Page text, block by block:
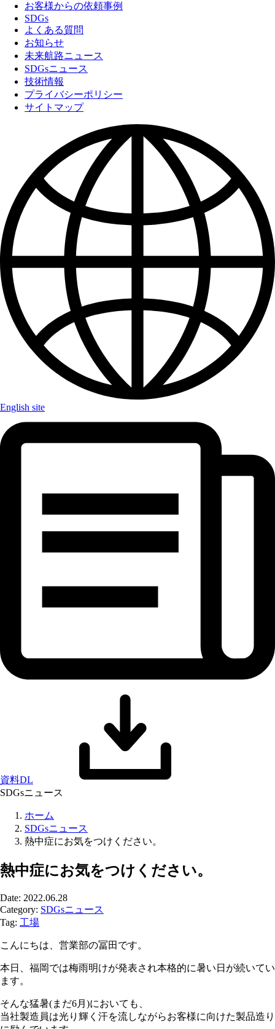
お客様からの依頼事例
SDGs
よくある質問
お知らせ
未来航路ニュース
SDGsニュース
技術情報
プライバシーポリシー
サイトマップ
English site
資料DL
SDGsニュース
ホーム
SDGsニュース
熱中症にお気をつけください。
熱中症にお気をつけください。
Date: 2022.06.28
Category: SDGsニュース
Tag: 工場
こんにちは、営業部の冨田です。
本日、福岡では梅雨明けが発表され本格的に暑い日が続いてい
ます。
そんな猛暑(まだ6月)においても、
当社製造員は光り輝く汗を流しながらお客様に向けた製品造り